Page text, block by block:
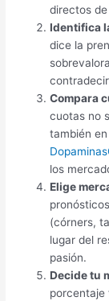
directos
Identifica
dice la
Compara
cuotas no
también
los
Elige
(córners,
lugar del
pasión.
Decide tu
porcentaje